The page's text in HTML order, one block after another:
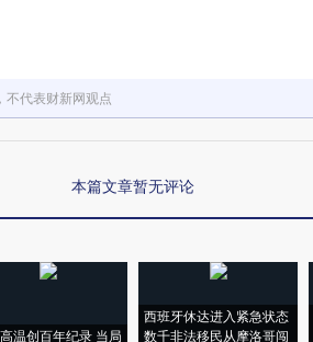
不代表财新网观点
本篇文章暂无评论
温创百年纪录 当局
西班牙休达进入紧急状态
数千非法移民从摩洛哥闯